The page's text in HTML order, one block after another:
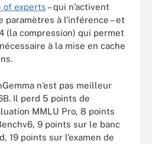
of experts – qui n’activent
paramètres à l’inférence – et
(la compression) qui permet
à la mise en cache
n’est pas meilleur
Il perd 5 points de
MMLU Pro, 8 points
9 points sur le banc
19 points sur l’examen de